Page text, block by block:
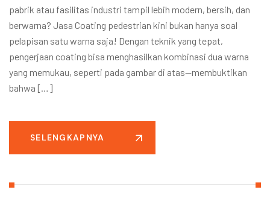
pabrik atau fasilitas industri tampil lebih modern, bersih, dan
berwarna? Jasa Coating pedestrian kini bukan hanya soal
pelapisan satu warna saja! Dengan teknik yang tepat,
pengerjaan coating bisa menghasilkan kombinasi dua warna
yang memukau, seperti pada gambar di atas—membuktikan
bahwa […]
SELENGKAPNYA